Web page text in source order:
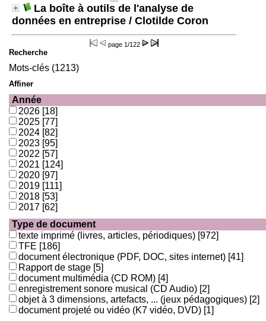
La boîte à outils de l'analyse de
données en entreprise / Clotilde Coron
page 1/122
Recherche
Mots-clés (1213)
Affiner
Année
2026 [18]
2025 [77]
2024 [82]
2023 [95]
2022 [57]
2021 [124]
2020 [97]
2019 [111]
2018 [53]
2017 [62]
Type de document
texte imprimé (livres, articles, périodiques) [972]
TFE [186]
document électronique (PDF, DOC, sites internet) [41]
Rapport de stage [5]
document multimédia (CD ROM) [4]
enregistrement sonore musical (CD Audio) [2]
objet à 3 dimensions, artefacts, ... (jeux pédagogiques) [2]
document projeté ou vidéo (K7 vidéo, DVD) [1]